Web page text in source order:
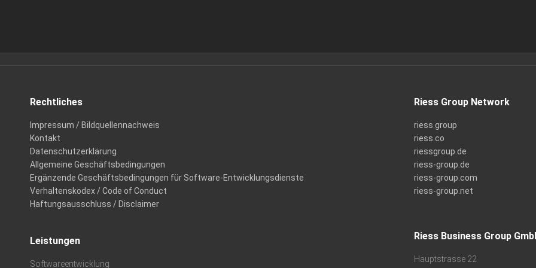
Rechtliches
Impressum / Bildquellennachweis
Kontakt
Datenschutzerklärung
Allgemeine Geschäftsbedingungen
Ergänzende Geschäftsbedingungen für Software-Entwicklungsdienste
Verhaltenskodex / Code of Conduct
Haftungsausschluss / Disclaimer
Leistungen
Softwareentwicklung
Riess Group Network
riess.group
riess.co
riessgroup.de
riess-group.de
riess-group.com
riess-group.net
Riess Business Group
Hauptstrasse 22